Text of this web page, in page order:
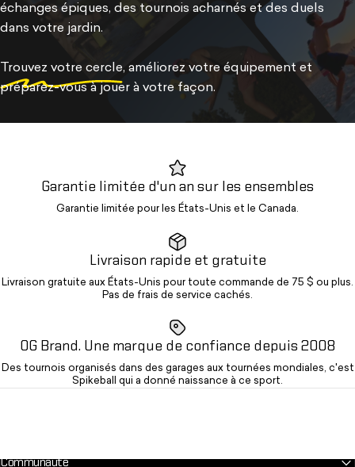
échanges épiques, des tournois acharnés et des duels
dans votre jardin.
Trouvez votre cercle, améliorez votre équipement et
préparez-vous à jouer à votre façon.
Garantie limitée d'un an sur les ensembles
Garantie limitée pour les États-Unis et le Canada.
Livraison rapide et gratuite
Livraison gratuite aux États-Unis pour toute commande de 75 $ ou plus.
Pas de frais de service cachés.
OG Brand. Une marque de confiance depuis 2008
Des tournois organisés dans des garages aux tournées mondiales, c'est
Spikeball qui a donné naissance à ce sport.
Communauté